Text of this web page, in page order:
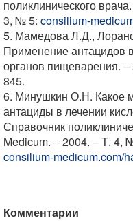
поликлинического
3, № 5: consilium-
5. Мамедова Л.Д.,
Применение антацидов
органов пищеварения.
845.
6. Минушкин О.Н. Какое
антациды в лечении
Справочник
Medicum. ‒ 2004. ‒ Т. 4,
consilium-medicum.com/
Комментарии